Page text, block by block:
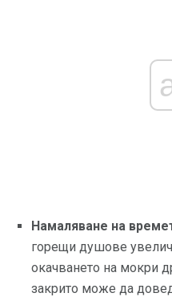
Намаляване на
горещи душове
окачването на мокри
закрито може да